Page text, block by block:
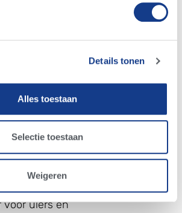
Details tonen
Alles toestaan
Selectie toestaan
Weigeren
stier met extreme
geboortes en goede bevruchter
qua hoogtemaat met breed en
achteruiers
bevestigen deze stier als
voor uiers en